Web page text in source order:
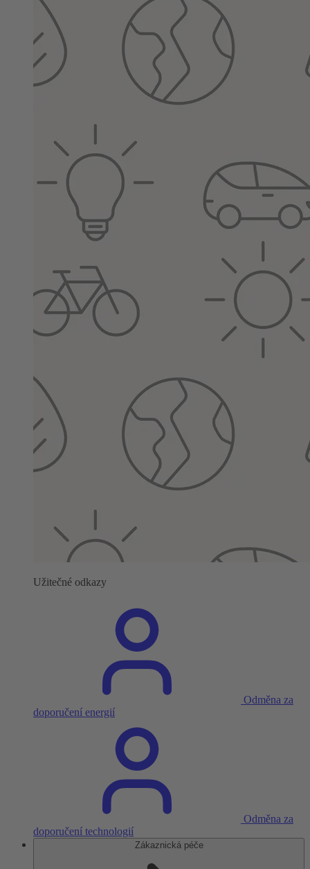
Užitečné odkazy
Odměna za
doporučení energií
Odměna za
doporučení technologií
Zákaznická péče